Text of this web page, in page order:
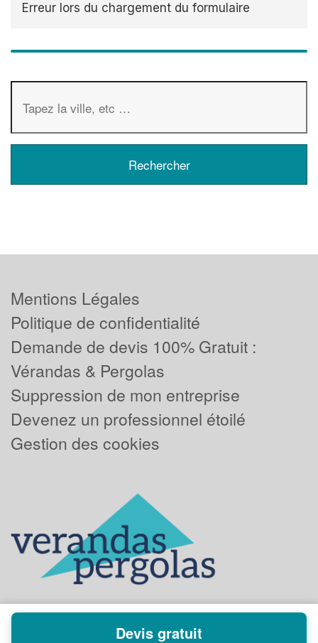
Erreur lors du chargement du formulaire
Mentions Légales
Politique de confidentialité
Demande de devis 100% Gratuit :
Vérandas & Pergolas
Suppression de mon entreprise
Devenez un professionnel étoilé
Gestion des cookies
Devis gratuit